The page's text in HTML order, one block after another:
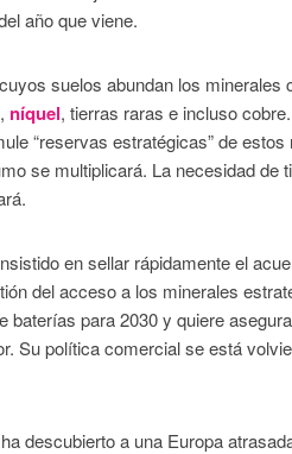
año que viene.
suelos abundan los
níquel, tierras raras e incluso
“reservas estratégicas” de
se multiplicará. La necesidad
en sellar rápidamente el
del acceso a los minerales
baterías para 2030 y quiere
Su política comercial se está
descubierto a una Europa